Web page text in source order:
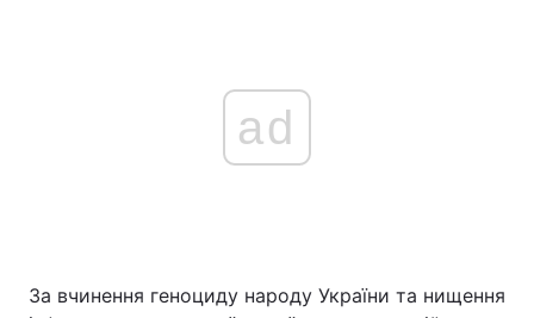
ad
За вчинення геноциду народу України та нищення